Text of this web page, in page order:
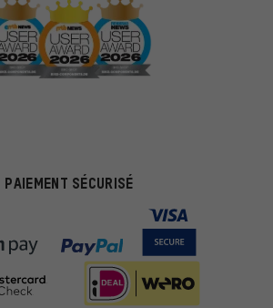
PAIEMENT SÉCURISÉ